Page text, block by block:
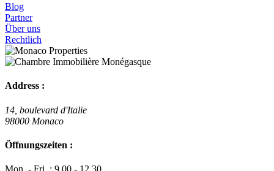
Blog
Partner
Über uns
Rechtlich
Address :
14, boulevard d'Italie
98000 Monaco
Öffnungszeiten :
Mon. - Fri. : 9.00 - 12.30